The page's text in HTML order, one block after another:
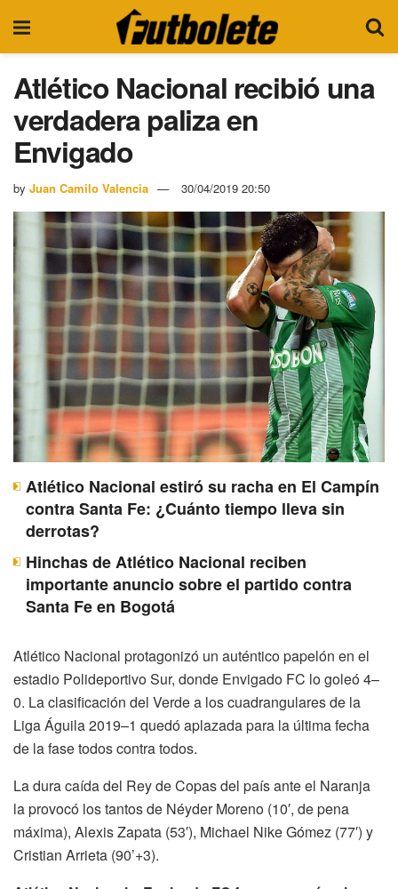
Atlético Nacional recibió una
verdadera paliza en
Envigado
by Juan Camilo Valencia 30/04/2019 20:50
Atlético Nacional estiró su racha en El Campín
contra Santa Fe: ¿Cuánto tiempo lleva sin
derrotas?
Hinchas de Atlético Nacional reciben
importante anuncio sobre el partido contra
Santa Fe en Bogotá
Atlético Nacional protagonizó un auténtico papelón en el
estadio Polideportivo Sur, donde Envigado FC lo goleó 4–
0. La clasificación del Verde a los cuadrangulares de la
Liga Águila 2019–1 quedó aplazada para la última fecha
de la fase todos contra todos.
La dura caída del Rey de Copas del país ante el Naranja
la provocó los tantos de Néyder Moreno (10′, de pena
máxima), Alexis Zapata (53′), Michael Nike Gómez (77′) y
Cristian Arrieta (90’+3).